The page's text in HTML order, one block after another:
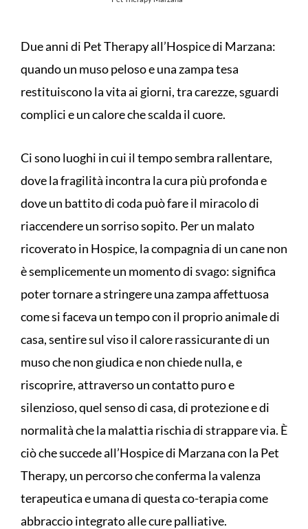
Due anni di Pet Therapy all’Hospice di Marzana:
quando un muso peloso e una zampa tesa
restituiscono la vita ai giorni, tra carezze, sguardi
complici e un calore che scalda il cuore.
Ci sono luoghi in cui il tempo sembra rallentare,
dove la fragilità incontra la cura più profonda e
dove un battito di coda può fare il miracolo di
riaccendere un sorriso sopito. Per un malato
ricoverato in Hospice, la compagnia di un cane non
è semplicemente un momento di svago: significa
poter tornare a stringere una zampa affettuosa
come si faceva un tempo con il proprio animale di
casa, sentire sul viso il calore rassicurante di un
muso che non giudica e non chiede nulla, e
riscoprire, attraverso un contatto puro e
silenzioso, quel senso di casa, di protezione e di
normalità che la malattia rischia di strappare via. È
ciò che succede all’Hospice di Marzana con la Pet
Therapy, un percorso che conferma la valenza
terapeutica e umana di questa co-terapia come
abbraccio integrato alle cure palliative.